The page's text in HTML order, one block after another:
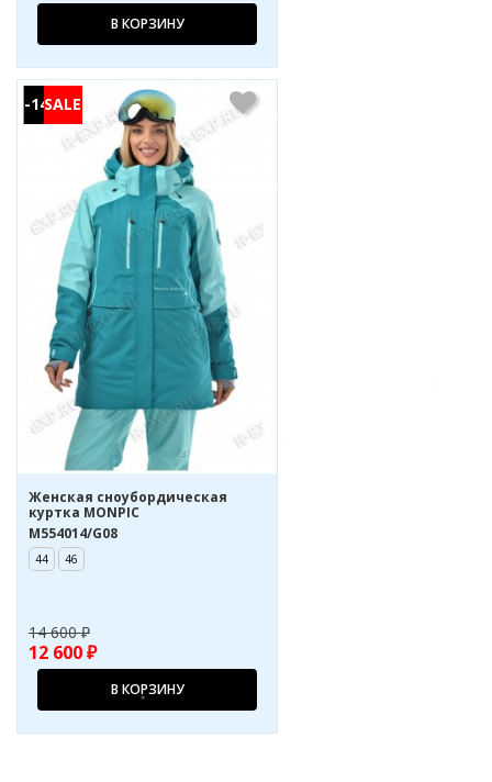
В КОРЗИНУ
-14%
Женская сноубордическая
куртка MONPIC
M554014/G08
44 46
14 600 ₽
12 600 ₽
В КОРЗИНУ